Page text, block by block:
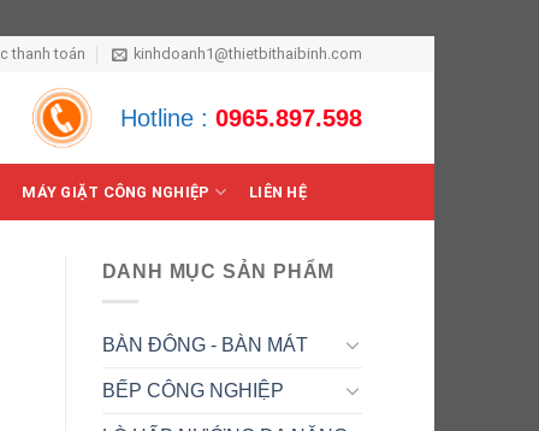
thanh toán kinhdoanh1@thietbithaibinh.com
Hotline : 0965.897.598
MÁY GIẶT CÔNG NGHIỆP LIÊN HỆ
DANH MỤC SẢN PHẨM
BÀN ĐÔNG - BÀN MÁT
BẾP CÔNG NGHIỆP